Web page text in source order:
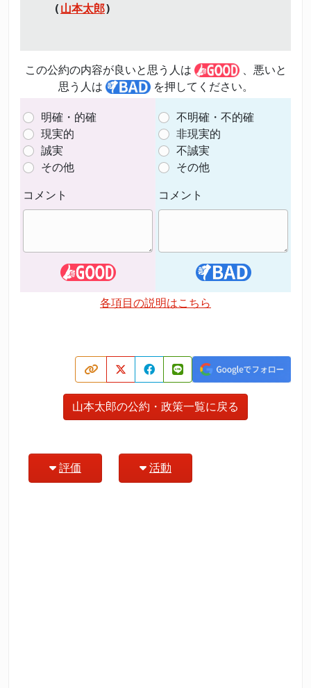
( 山本太郎)
この公約の内容が良いと思う人は
、悪いと
思う人は
を押してください。
明確・的確
現実的
誠実
その他
コメント
不明確・不的確
非現実的
不誠実
その他
コメント
各項目の説明はこちら
山本太郎の公約・政策一覧に戻る
評価 活動